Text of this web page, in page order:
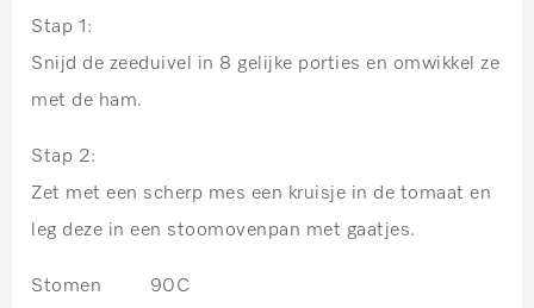
Stap 1:
Snijd de zeeduivel in 8 gelijke porties en omwikkel ze
met de ham.
Stap 2:
Zet met een scherp mes een kruisje in de tomaat en
leg deze in een stoomovenpan met gaatjes.
Stomen 90C